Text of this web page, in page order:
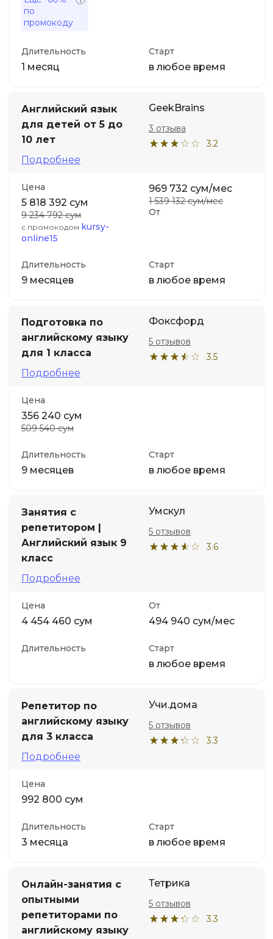
по
промокоду
Длительность
1 месяц
Старт
в любое время
Английский язык
для детей от 5 до
10 лет
Подробнее
GeekBrains
3.2
3 отзыва
Цена
5 818 392 сум
9 234 792 сум
с промокодом kursy-
online15
От
969 732 сум/мес
1 539 132 сум/мес
Длительность
9 месяцев
Старт
в любое время
Подготовка по
английскому языку
для 1 класса
Подробнее
Фоксфорд
3.5
5 отзывов
Цена
356 240 сум
509 540 сум
Длительность
9 месяцев
Старт
в любое время
Занятия с
репетитором |
Английский язык 9
класс
Подробнее
Умскул
3.6
5 отзывов
Цена
4 454 460 сум
От
494 940 сум/мес
Длительность Старт
в любое время
Репетитор по
английскому языку
для 3 класса
Подробнее
Учи.дома
3.3
5 отзывов
Цена
992 800 сум
Длительность
3 месяца
Старт
в любое время
Онлайн-занятия с
опытными
репетиторами по
английскому языку
Тетрика
3.3
5 отзывов